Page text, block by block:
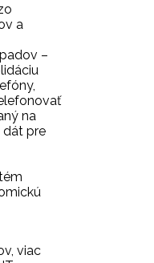
a
–
na
dát pre
viac